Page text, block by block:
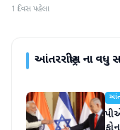
1 દિવસ પહેલા
આંતરરાષ્ટ્રીયના વધુ